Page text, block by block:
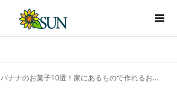
バナナのお菓子10選！家にあるもので作れるお手軽簡単レシピ集